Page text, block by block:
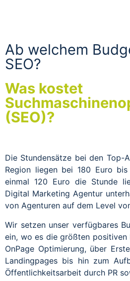
Ab welchem
SEO?
Was kostet
(SEO)?
Die Stundensätze bei den Top-
Region liegen bei 180 Euro
einmal 120 Euro die Stunde
Digital Marketing Agentur
von Agenturen auf dem Level
Wir setzen unser verfügbares
ein, wo es die größten
OnPage Optimierung, über
Landingpages bis hin zum
Öffentlichkeitsarbeit durch PR